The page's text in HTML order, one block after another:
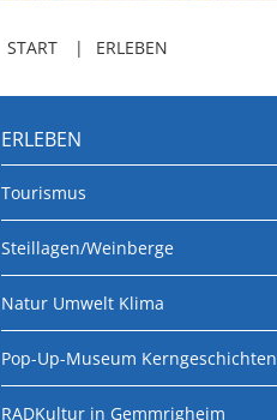
START ERLEBEN
ERLEBEN
Tourismus
Steillagen/Weinberge
Natur Umwelt Klima
Pop-Up-Museum Kerngeschichten
RADKultur in Gemmrigheim